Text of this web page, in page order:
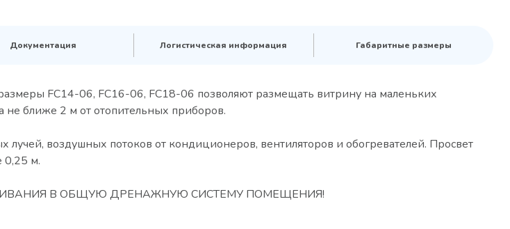
Документация Логистическая информация Габаритные размеры
FC14-06, FC16-06, FC18-06 позволяют размещать витрину на маленьких
не ближе 2 м от отопительных приборов.
воздушных потоков от кондиционеров, вентиляторов и обогревателей. Просвет
0,25 м.
В ОБЩУЮ ДРЕНАЖНУЮ СИСТЕМУ ПОМЕЩЕНИЯ!